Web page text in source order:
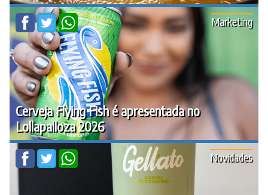
Cerveja Flying Fish é apresentada no
Lollapalloza 2026
Marketing
Novidades